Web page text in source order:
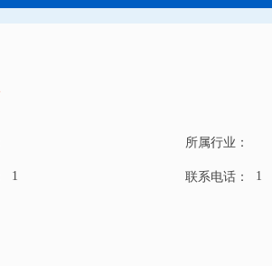
所属行业：
1 联系电话： 1